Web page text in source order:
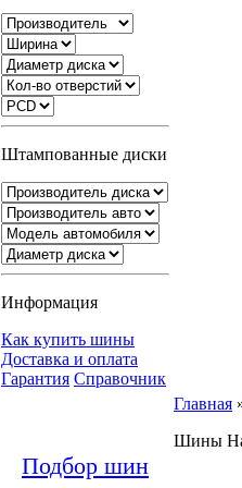
Штампованные диски
Информация
Как купить шины
Доставка и оплата
Гарантия Справочник
Подбор шин
Главная
Шины